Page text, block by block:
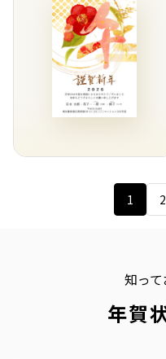
1 2
知って
年賀